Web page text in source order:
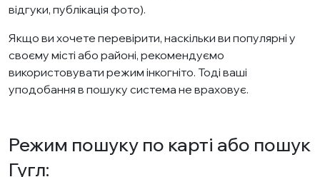
відгуки, публікація фото).
Якщо ви хочете перевірити, наскільки ви популярні у
своєму місті або районі, рекомендуємо
використовувати режим інкогніто. Тоді ваші
уподобання в пошуку система не враховує.
Режим пошуку по карті або пошук
Гугл: